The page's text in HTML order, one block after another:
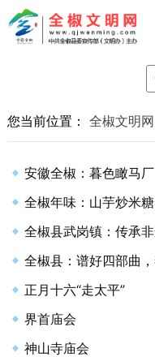
您当前位置： 全椒文明网
全椒年味：山芋炒米糖
正月十六“走太平”
界首庙会
神山寺庙会